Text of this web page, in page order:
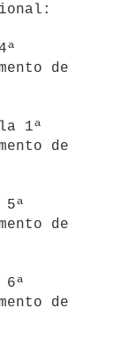
de
de
de
de